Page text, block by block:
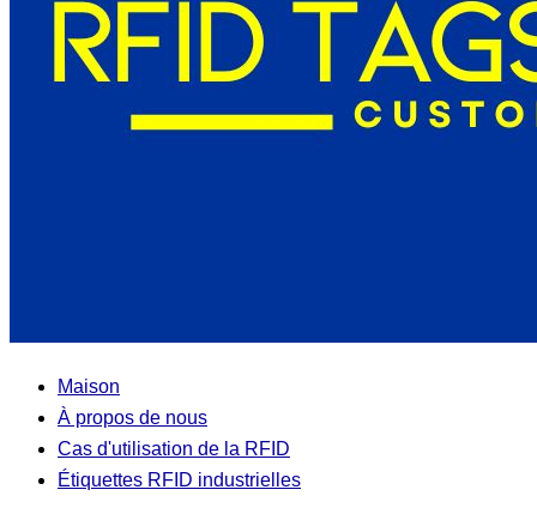
Maison
À propos de nous
Cas d'utilisation de la RFID
Étiquettes RFID industrielles